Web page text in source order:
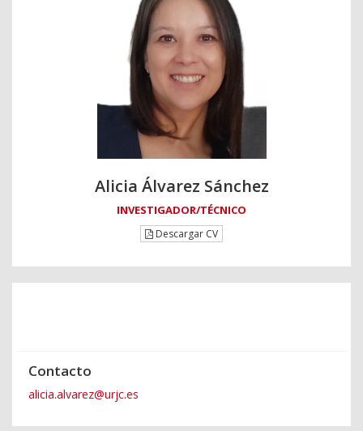
Alicia Álvarez Sánchez
INVESTIGADOR/TÉCNICO
Descargar CV
Contacto
alicia.alvarez@urjc.es